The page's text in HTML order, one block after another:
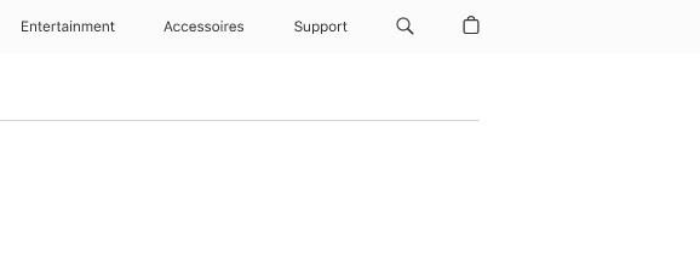
Entertainment Accessoires Support